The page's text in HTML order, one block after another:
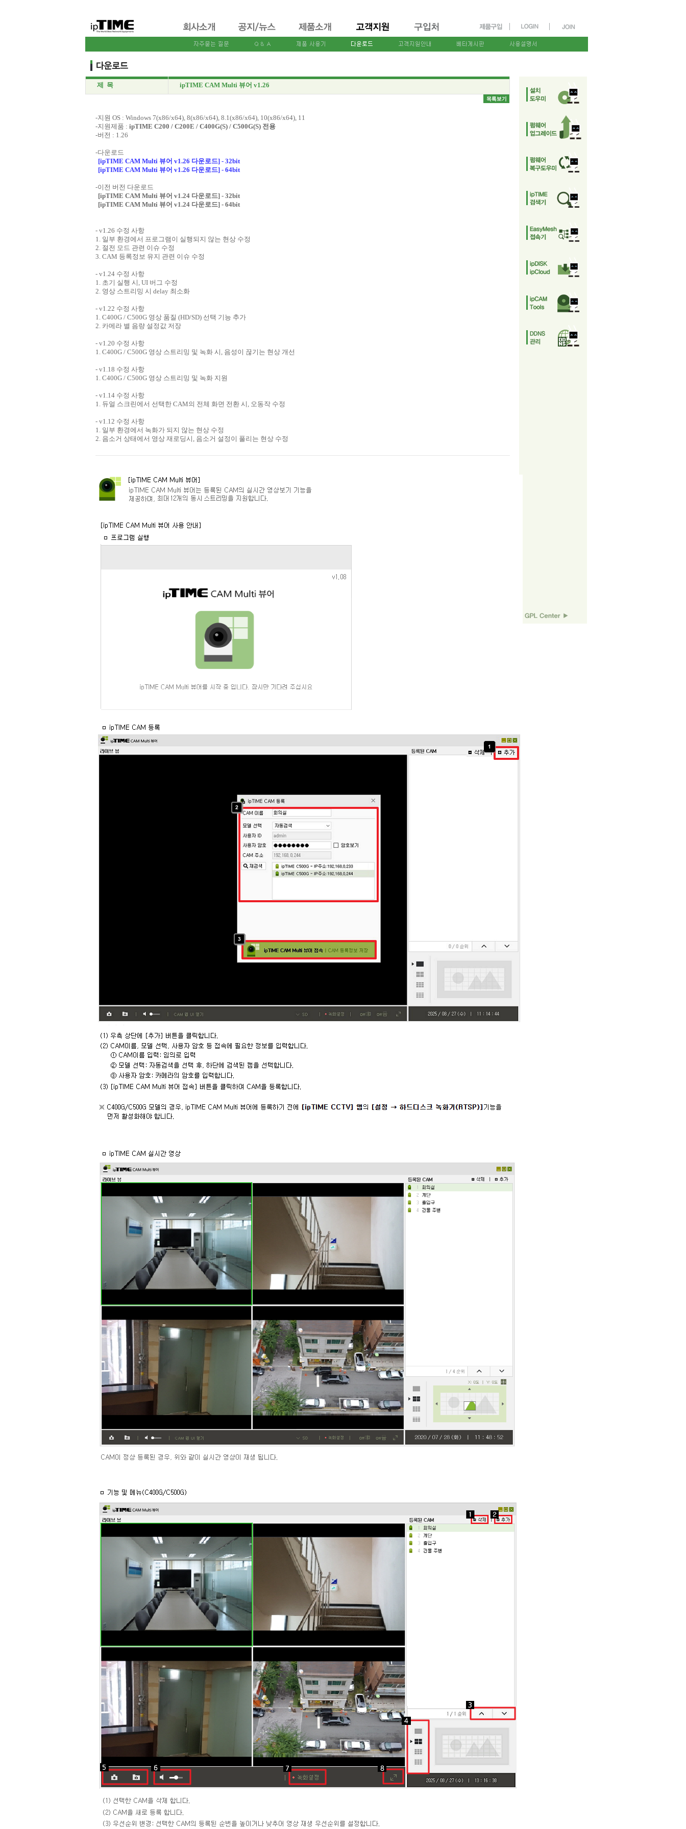
제 목 ipTIME CAM Multi 뷰어 v1.26
-지원 OS : Windows 7(x86/x64), 8(x86/x64), 8.1(x86/x64), 10(x86/x64), 11
-지원제품 : ipTIME C200 / C200E / C400G(S) / C500G(S) 전용
-버전 : 1.26
-다운로드
[ipTIME CAM Multi 뷰어 v1.26 다운로드] - 32bit
[ipTIME CAM Multi 뷰어 v1.26 다운로드] - 64bit
-이전 버전 다운로드
[ipTIME CAM Multi 뷰어 v1.24 다운로드] - 32bit
[ipTIME CAM Multi 뷰어 v1.24 다운로드] - 64bit
- v1.26 수정 사항
1. 일부 환경에서 프로그램이 실행되지 않는 현상 수정
2. 절전 모드 관련 이슈 수정
3. CAM 등록정보 유지 관련 이슈 수정
- v1.24 수정 사항
1. 초기 실행 시, UI 버그 수정
2. 영상 스트리밍 시 delay 최소화
- v1.22 수정 사항
1. C400G / C500G 영상 품질 (HD/SD) 선택 기능 추가
2. 카메라 별 음량 설정값 저장
- v1.20 수정 사항
1. C400G / C500G 영상 스트리밍 및 녹화 시, 음성이 끊기는 현상 개선
- v1.18 수정 사항
1. C400G / C500G 영상 스트리밍 및 녹화 지원
- v1.14 수정 사항
1. 듀얼 스크린에서 선택한 CAM의 전체 화면 전환 시, 오동작 수정
- v1.12 수정 사항
1. 일부 환경에서 녹화가 되지 않는 현상 수정
2. 음소거 상태에서 영상 재로딩시, 음소거 설정이 풀리는 현상 수정